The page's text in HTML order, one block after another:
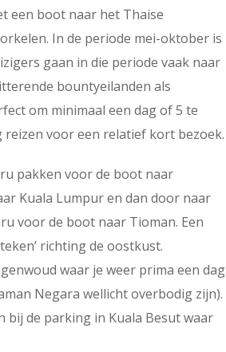
een boot naar het Thaise
In de periode mei-oktober is
gaan in die periode vaak naar
bountyeilanden als
om minimaal een dag of 5 te
voor een relatief kort bezoek.
pakken voor de boot naar
Kuala Lumpur en dan door naar
voor de boot naar Tioman. Een
richting de oostkust.
waar je weer prima een dag
Negara wellicht overbodig zijn).
de parking in Kuala Besut waar